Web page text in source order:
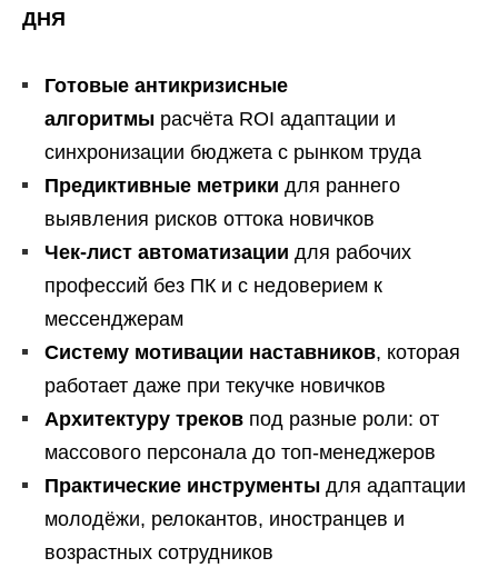
ДНЯ
Готовые антикризисные
алгоритмы расчёта ROI адаптации и
синхронизации бюджета с рынком труда
Предиктивные метрики для раннего
выявления рисков оттока новичков
Чек-лист автоматизации для рабочих
профессий без ПК и с недоверием к
мессенджерам
Систему мотивации наставников, которая
работает даже при текучке новичков
Архитектуру треков под разные роли: от
массового персонала до топ-менеджеров
Практические инструменты для адаптации
молодёжи, релокантов, иностранцев и
возрастных сотрудников